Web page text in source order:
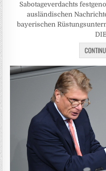
Sabotageverdachts
ausländischen
bayerischen